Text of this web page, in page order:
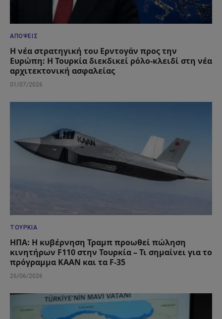
ΑΠΌΨΕΙΣ
Η νέα στρατηγική του Ερντογάν προς την
Ευρώπη: Η Τουρκία διεκδικεί ρόλο-κλειδί στη νέα
αρχιτεκτονική ασφαλείας
01/07/2026
ΤΟΥΡΚΊΑ
ΗΠΑ: Η κυβέρνηση Τραμπ προωθεί πώληση
κινητήρων F110 στην Τουρκία – Τι σημαίνει για το
πρόγραμμα KAAN και τα F-35
26/06/2026